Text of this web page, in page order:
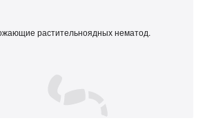
растительноядных нематод.